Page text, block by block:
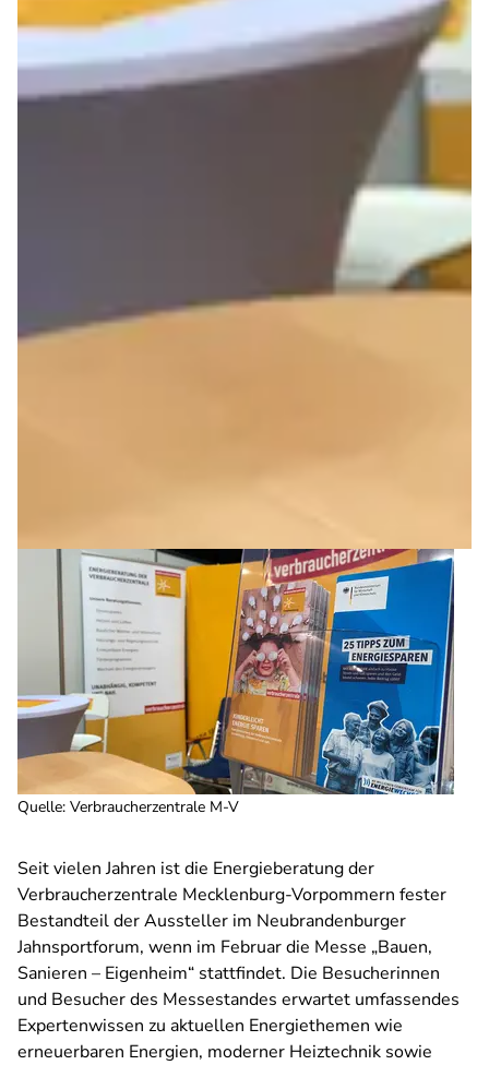
Quelle: Verbraucherzentrale M-V
Seit vielen Jahren ist die Energieberatung der
Verbraucherzentrale Mecklenburg-Vorpommern fester
Bestandteil der Aussteller im Neubrandenburger
Jahnsportforum, wenn im Februar die Messe „Bauen,
Sanieren – Eigenheim“ stattfindet. Die Besucherinnen
und Besucher des Messestandes erwartet umfassendes
Expertenwissen zu aktuellen Energiethemen wie
erneuerbaren Energien, moderner Heiztechnik sowie